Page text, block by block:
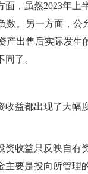
面，虽然2023年上
数。另一方面，公
产出售后实际发生
了。
益都出现了大幅
资收益只反映自有
主要是投向所管理